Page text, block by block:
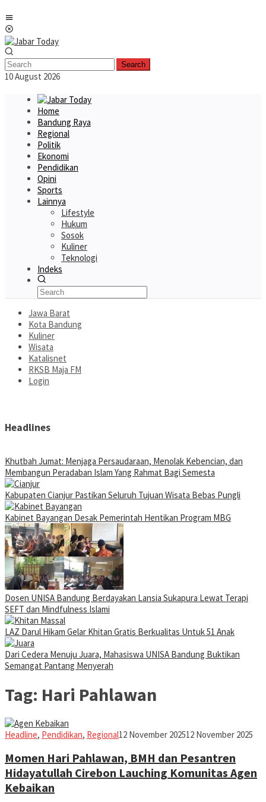
to
content
Search
10 August 2026
Home
Bandung Raya
Regional
Politik
Ekonomi
Pendidikan
Opini
Sports
Lainnya
Lifestyle
Hukum
Sosok
Kuliner
Teknologi
Indeks
Jawa Barat
Kota Bandung
Kuliner
Wisata
Katalisnet
RKSB Maja FM
Login
Headlines
Khutbah Jumat: Menjaga Persaudaraan, Menolak Kebencian, dan
Membangun Peradaban Islam Yang Rahmat Bagi Semesta
Kabupaten Cianjur Pastikan Seluruh Tujuan Wisata Bebas Pungli
Kabinet Bayangan Desak Pemerintah Hentikan Program MBG
Dosen UNISA Bandung Berdayakan Lansia Sukapura Lewat Terapi
SEFT dan Mindfulness Islami
LAZ Darul Hikam Gelar Khitan Gratis Berkualitas Untuk 51 Anak
Dari Cedera Menuju Juara, Mahasiswa UNISA Bandung Buktikan
Semangat Pantang Menyerah
Tag: Hari Pahlawan
Headline, Pendidikan, RegionalIman
12 November 202512 November 2025
Momen Hari Pahlawan, BMH dan Pesantren
Hidayatullah Cirebon Lauching Komunitas Agen
Kebaikan